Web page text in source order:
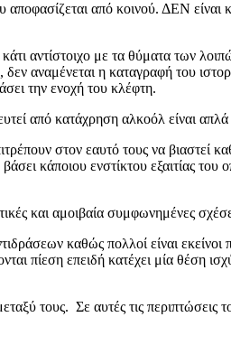
από κοινού. ΔΕΝ είναι
αντίστοιχο με τα θύματα των
αναμένεται η καταγραφή του
την ενοχή του κλέφτη.
από κατάχρηση αλκοόλ είναι
στον εαυτό τους να βιαστεί
κάποιου ενστίκτου εξαιτίας του
και αμοιβαία συμφωνημένες
καθώς πολλοί είναι εκείνοι
πίεση επειδή κατέχει μία θέση
τους. Σε αυτές τις περιπτώσεις